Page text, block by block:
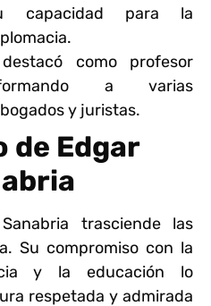
capacidad para la
como profesor
a varias
y juristas.
de Edgar
trasciende las
Su compromiso con la
y la educación lo
respetada y admirada